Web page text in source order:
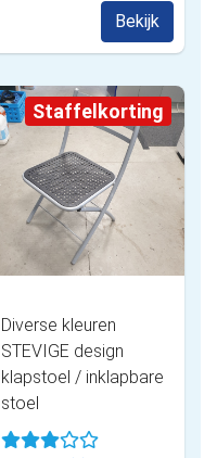
Bekijk
Staffelkorting
Diverse kleuren
STEVIGE design
klapstoel / inklapbare
stoel